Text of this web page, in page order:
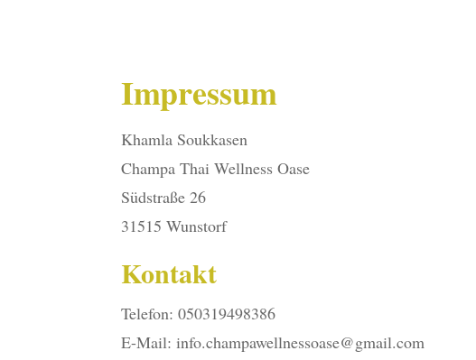
Impressum
Khamla Soukkasen
Champa Thai Wellness Oase
Südstraße 26
31515 Wunstorf
Kontakt
Telefon: 050319498386
E-Mail: info.champawellnessoase@gmail.com